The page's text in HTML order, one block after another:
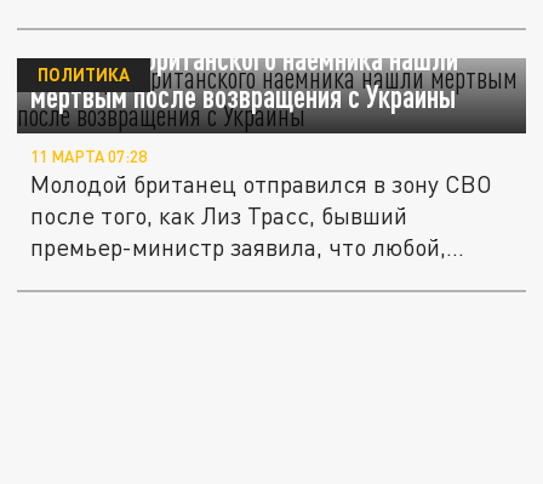
Telegraph: британского наемника нашли
мертвым после возвращения с Украины
ПОЛИТИКА
11 МАРТА 07:28
Молодой британец отправился в зону СВО
после того, как Лиз Трасс, бывший
премьер-министр заявила, что любой,...